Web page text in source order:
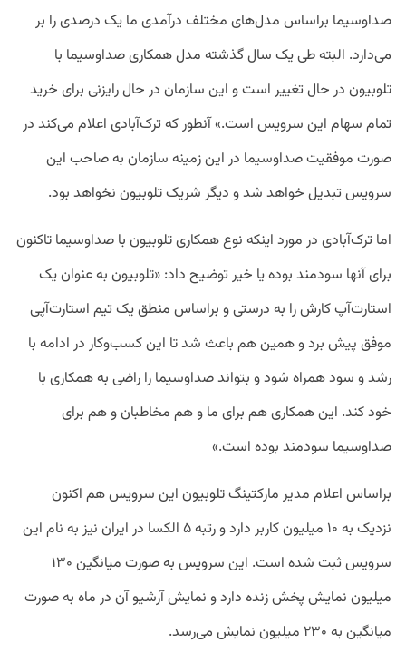
صداوسیما براساس مدل‌های مختلف درآمدی ما یک درصدی را بر
می‌دارد. البته طی یک سال گذشته مدل همکاری صداوسیما با
تلوبیون در حال تغییر است و این سازمان در حال رایزنی برای خرید
تمام سهام این سرویس است.» آنطور که ترک‌آبادی اعلام می‌کند در
صورت موفقیت صداوسیما در این زمینه سازمان به صاحب این
سرویس تبدیل خواهد شد و دیگر شریک تلوبیون نخواهد بود.
اما ترک‌آبادی در مورد اینکه نوع همکاری تلوبیون با صداوسیما تاکنون
برای آنها سودمند بوده یا خیر توضیح داد: «تلوبیون به عنوان یک
استارت‌آپ کارش را به درستی و براساس منطق یک تیم استارت‌آپی
موفق پیش برد و همین هم باعث شد تا این کسب‌وکار در ادامه با
رشد و سود همراه شود و بتواند صداوسیما را راضی به همکاری با
خود کند. این همکاری هم برای ما و هم مخاطبان و هم برای
صداوسیما سودمند بوده است.»
براساس اعلام مدیر مارکتینگ تلوبیون این سرویس هم اکنون
نزدیک به ۱۰ میلیون کاربر دارد و رتبه ۵ الکسا در ایران نیز به نام این
سرویس ثبت شده است. این سرویس به صورت میانگین ۱۳۰
میلیون نمایش پخش زنده دارد و نمایش آرشیو آن در ماه به صورت
میانگین به ۲۳۰ میلیون نمایش می‌رسد.